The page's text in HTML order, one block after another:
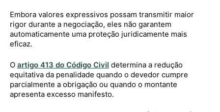
Embora valores expressivos possam transmitir maior
rigor durante a negociação, eles não garantem
automaticamente uma proteção juridicamente mais
eficaz.
O artigo 413 do Código Civil determina a redução
equitativa da penalidade quando o devedor cumpre
parcialmente a obrigação ou quando o montante
apresenta excesso manifesto.